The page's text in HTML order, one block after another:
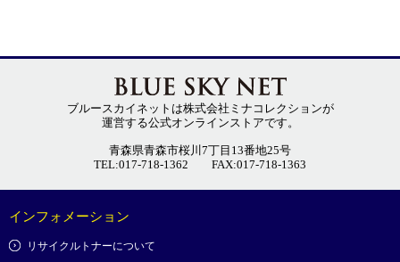
ブルースカイネットは株式会社ミナコレクションが
運営する公式オンラインストアです。
青森県青森市桜川7丁目13番地25号
TEL:017-718-1362 FAX:017-718-1363
インフォメーション
リサイクルトナーについて